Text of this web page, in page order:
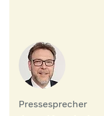
Pressesprecher